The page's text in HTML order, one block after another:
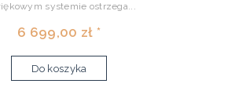
systemie ostrzega...
6 699,00 zł *
Do koszyka